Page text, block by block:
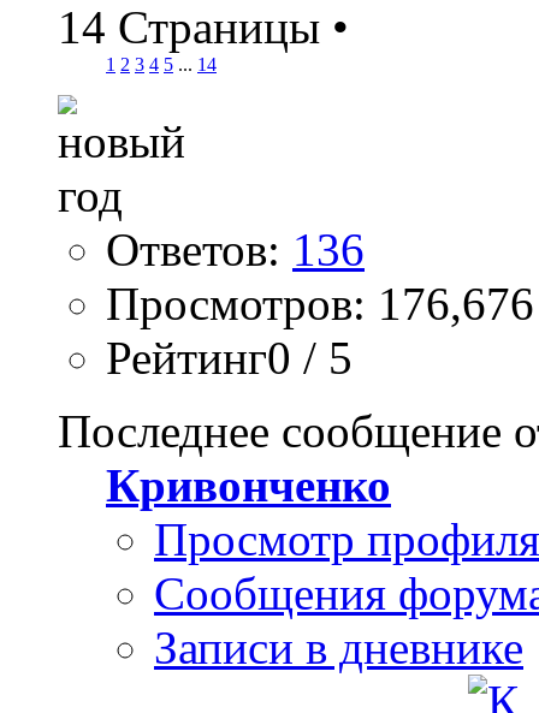
14 Страницы •
1 2 3 4 5 ... 14
Ответов: 136
Просмотров: 176,676
Рейтинг0 / 5
Последнее сообщение
Кривонченко
Просмотр профиля
Сообщения
Записи в дневнике